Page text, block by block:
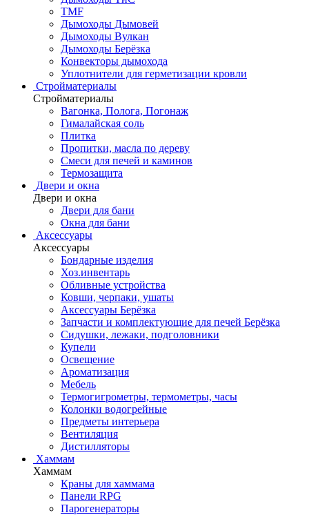
TMF
Дымоходы Дымовей
Дымоходы Вулкан
Дымоходы Берёзка
Конвекторы дымохода
Уплотнители для герметизации кровли
Стройматериалы
Стройматериалы
Вагонка, Полога, Погонаж
Гималайская соль
Плитка
Пропитки, масла по дереву
Смеси для печей и каминов
Термозащита
Двери и окна
Двери и окна
Двери для бани
Окна для бани
Аксессуары
Аксессуары
Бондарные изделия
Хоз.инвентарь
Обливные устройства
Ковши, черпаки, ушаты
Аксессуары Берёзка
Запчасти и комплектующие для печей Берёзка
Сидушки, лежаки, подголовники
Купели
Освещение
Ароматизация
Мебель
Термогигрометры, термометры, часы
Колонки водогрейные
Предметы интерьера
Вентиляция
Дистилляторы
Хаммам
Хаммам
Краны для хаммама
Панели RPG
Парогенераторы